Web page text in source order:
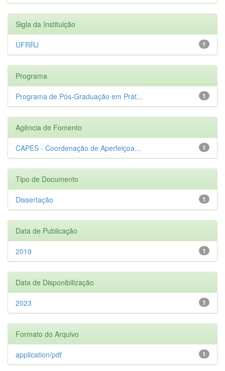
Sigla da Instituição
1
UFRRJ
Programa
1
Programa de Pós-Graduação em Prát...
Agência de Fomento
1
CAPES - Coordenação de Aperfeiçoa...
Tipo de Documento
1
Dissertação
Data de Publicação
1
2019
Data de Disponibilização
1
2023
Formato do Arquivo
1
application/pdf